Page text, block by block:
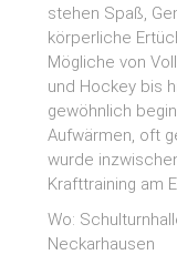
stehen Spaß,
körperliche
Mögliche von
und Hockey bis
gewöhnlich
Aufwärmen, oft
wurde
Krafttraining am
Wo:
Neckarhausen